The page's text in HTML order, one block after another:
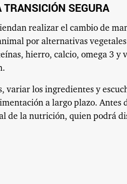
TRANSICIÓN SEGURA
realizar el cambio de
por alternativas
hierro, calcio, omega 3
variar los ingredientes y
a largo plazo. Antes
de la nutrición, quien podrá